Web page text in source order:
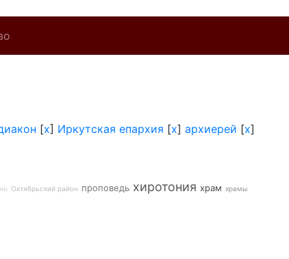
[x] Иркутская епархия [x] архиерей [x]
Октябрьский район проповедь хиротония храм храмы